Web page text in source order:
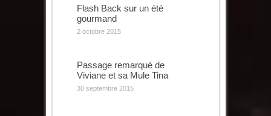
Flash Back sur un été
gourmand
2 octobre 2015
Passage remarqué de
Viviane et sa Mule Tina
30 septembre 2015